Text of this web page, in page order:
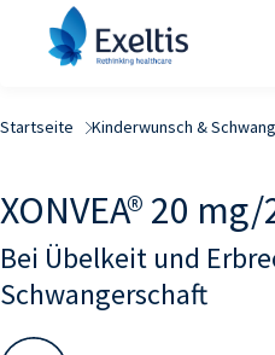
Startseite Kinderwunsch &
XONVEA® 20
Bei Übelkeit und
Schwangerschaft